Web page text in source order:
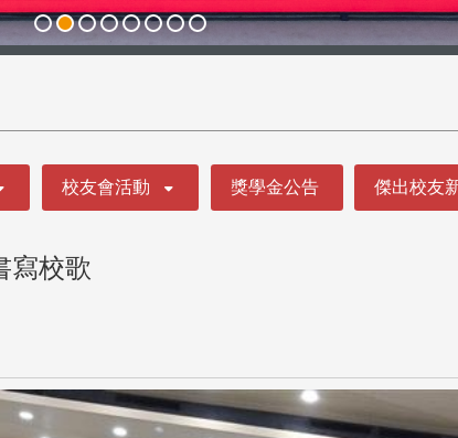
校友會活動 獎學金公告 傑出校友
寫校歌